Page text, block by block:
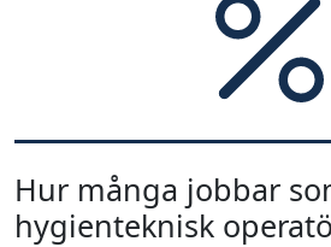
Hur många jobbar
hygienteknisk